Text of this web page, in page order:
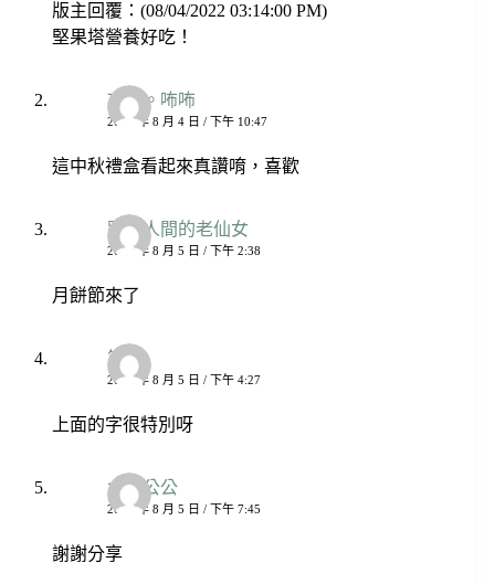
版主回覆：(08/04/2022 03:14:00 PM)
堅果塔營養好吃！
巧巧。咘咘
2022 年 8 月 4 日 / 下午 10:47
這中秋禮盒看起來真讚唷，喜歡
跌落人間的老仙女
2022 年 8 月 5 日 / 下午 2:38
月餅節來了
笑cc
2022 年 8 月 5 日 / 下午 4:27
上面的字很特別呀
太陽公公
2022 年 8 月 5 日 / 下午 7:45
謝謝分享